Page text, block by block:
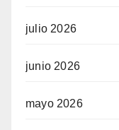
julio 2026
junio 2026
mayo 2026